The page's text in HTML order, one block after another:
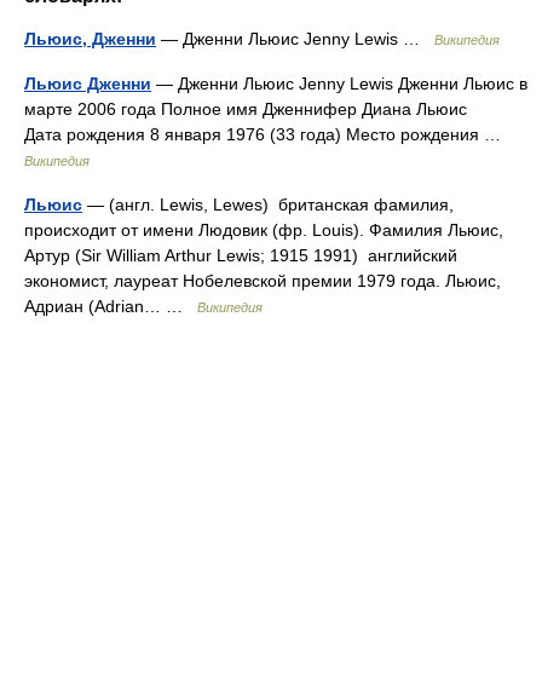
Льюис, Дженни — Дженни Льюис Jenny Lewis … Википедия
Льюис Дженни — Дженни Льюис Jenny Lewis Дженни Льюис в
марте 2006 года Полное имя Дженнифер Диана Льюис
Дата рождения 8 января 1976 (33 года) Место рождения …
Википедия
Льюис — (англ. Lewis, Lewes) британская фамилия,
происходит от имени Людовик (фр. Louis). Фамилия Льюис,
Артур (Sir William Arthur Lewis; 1915 1991) английский
экономист, лауреат Нобелевской премии 1979 года. Льюис,
Адриан (Adrian… …
Википедия